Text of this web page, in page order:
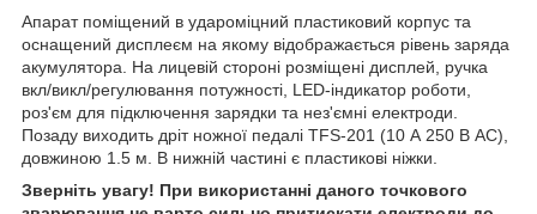
Апарат поміщений в удароміцний пластиковий корпус та
оснащений дисплеєм на якому відображається рівень заряда
акумулятора. На лицевій стороні розміщені дисплей, ручка
вкл/викл/регулювання потужності, LED-індикатор роботи,
роз'єм для підключення зарядки та нез'ємні електроди.
Позаду виходить дріт ножної педалі TFS-201 (10 А 250 В АС),
довжиною 1.5 м. В нижній частині є пластикові ніжки.
Зверніть увагу! При використанні даного точкового